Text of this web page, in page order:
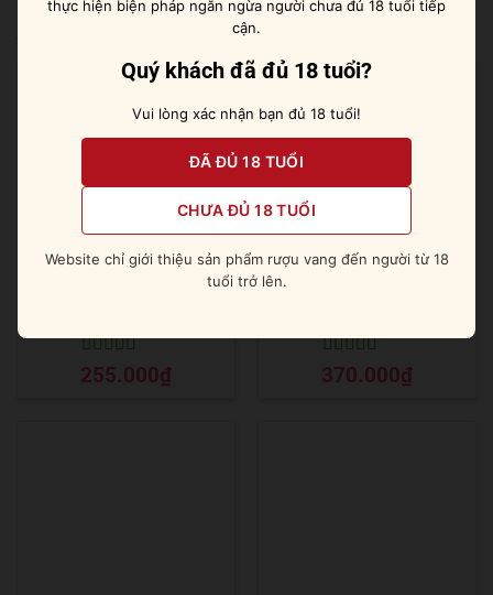
Được xếp
hạng55 sao
255.000₫
Được xếp
hạng55 sao
370.000₫
thực hiện biện pháp ngăn ngừa người chưa đủ 18 tuổi tiếp
cận.
Quý khách đã đủ 18 tuổi?
Vui lòng xác nhận bạn đủ 18 tuổi!
ĐÃ ĐỦ 18 TUỔI
CHƯA ĐỦ 18 TUỔI
Website chỉ giới thiệu sản phẩm rượu vang đến người từ 18
tuổi trở lên.